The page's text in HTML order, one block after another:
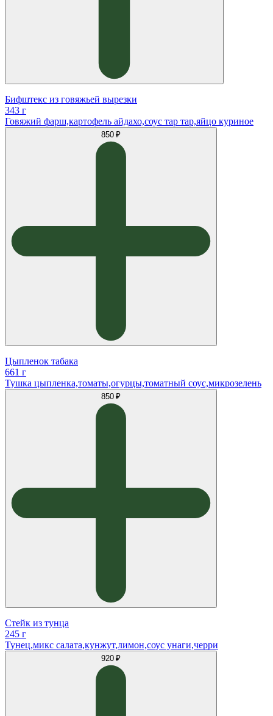
Бифштекс из говяжьей вырезки
343 г
Говяжий фарш,картофель айдахо,соус тар тар,яйцо куриное
850 ₽
Цыпленок табака
661 г
Тушка цыпленка,томаты,огурцы,томатный соус,микрозелень
850 ₽
Стейк из тунца
245 г
Тунец,микс салата,кунжут,лимон,соус унаги,черри
920 ₽